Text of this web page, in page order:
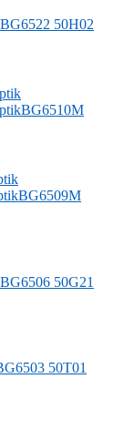
BG6522 50H02
BG6510M
BG6509M
BG6506 50G21
50T01